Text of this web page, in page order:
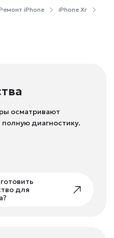
iPhone
iPhone Xr
осматривают
диагностику.
для